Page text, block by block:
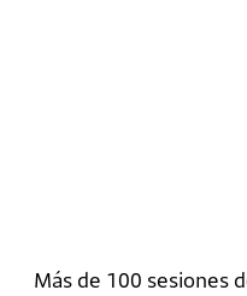
Más de 100 sesiones